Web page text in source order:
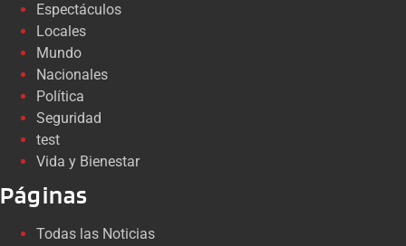
Espectáculos
Locales
Mundo
Nacionales
Política
Seguridad
test
Vida y Bienestar
Páginas
Todas las Noticias